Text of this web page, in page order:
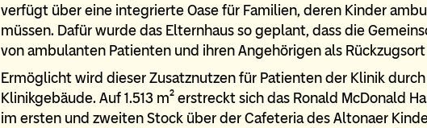
verfügt über eine integrierte Oase für Familien, deren Kinder
müssen. Dafür wurde das Elternhaus so geplant, dass die
von ambulanten Patienten und ihren Angehörigen als
Ermöglicht wird dieser Zusatznutzen für Patienten der Klinik
Klinikgebäude. Auf 1.513 m² erstreckt sich das Ronald McDonald
im ersten und zweiten Stock über der Cafeteria des Altonaer